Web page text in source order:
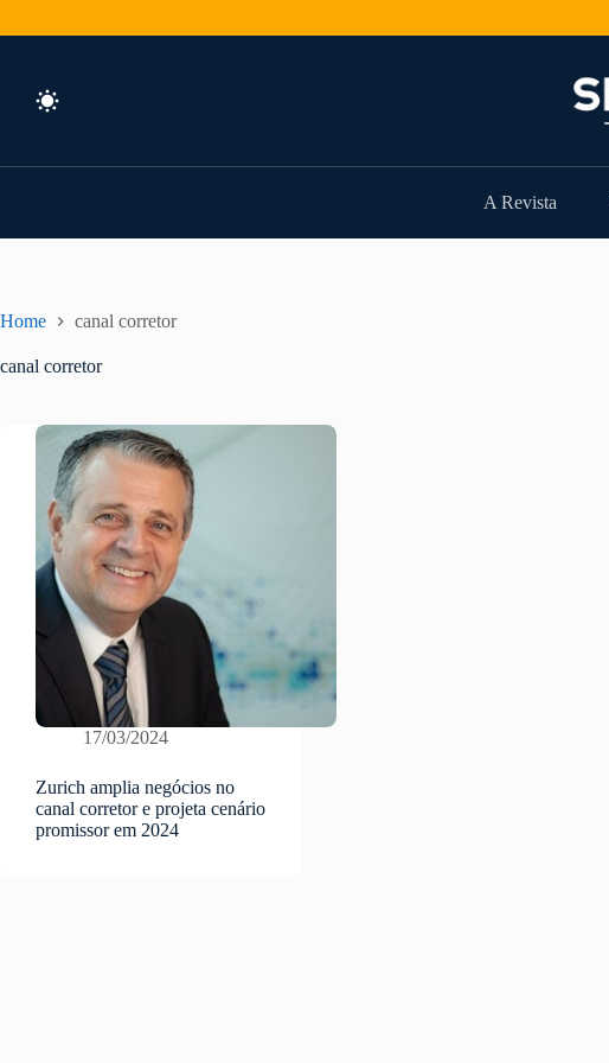
A Revista
Home canal corretor
canal corretor
17/03/2024
Zurich amplia negócios no
canal corretor e projeta cenário
promissor em 2024